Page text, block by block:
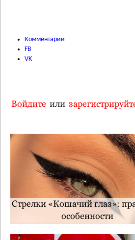
Комментарии
FB
VK
Войдите или
Стрелки «Кошачий глаз»:
особенности